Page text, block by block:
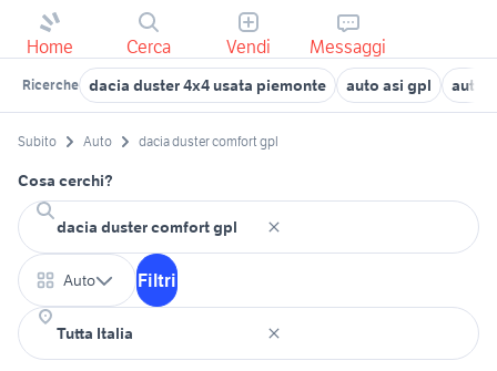
Home Cerca Vendi Messaggi
Ricerche dacia duster 4x4 usata piemonte auto asi gpl auto
Subito Auto dacia duster comfort gpl
Cosa cerchi?
Auto Filtri